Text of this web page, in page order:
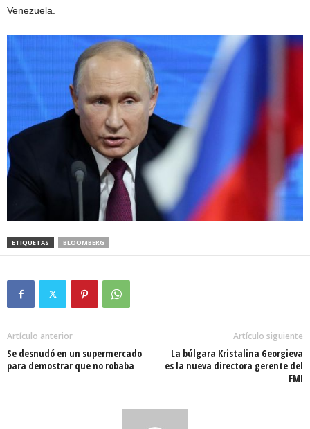
Venezuela.
ETIQUETAS BLOOMBERG
Artículo anterior
Se desnudó en un supermercado
para demostrar que no robaba
Artículo siguiente
La búlgara Kristalina Georgieva
es la nueva directora gerente del
FMI